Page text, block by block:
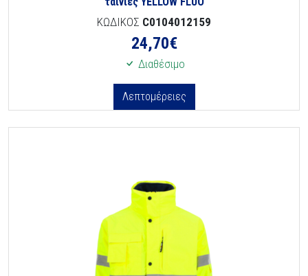
ΚΩΔΙΚΟΣ C0104012159
24,70€
Διαθέσιμο
Λεπτομέρειες